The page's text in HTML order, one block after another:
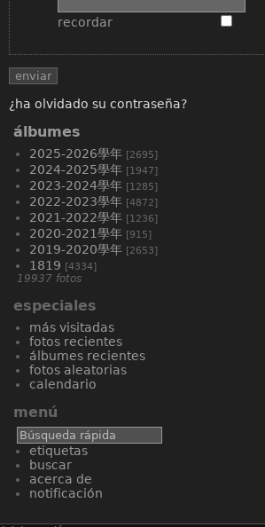
recordar
¿ha olvidado su contraseña?
álbumes
2025-2026學年 [2695]
2024-2025學年 [1947]
2023-2024學年 [1285]
2022-2023學年 [4872]
2021-2022學年 [1236]
2020-2021學年 [915]
2019-2020學年 [2653]
1819 [4334]
19937 fotos
especiales
más visitadas
fotos recientes
álbumes recientes
fotos aleatorias
calendario
menú
etiquetas
buscar
acerca de
notificación